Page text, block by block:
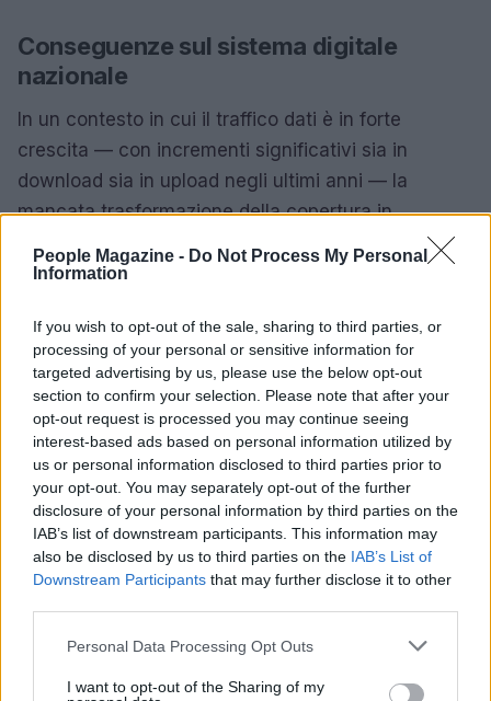
People Magazine - Do Not Process My Personal
Information
If you wish to opt-out of the sale, sharing to third parties, or
processing of your personal or sensitive information for
targeted advertising by us, please use the below opt-out
section to confirm your selection. Please note that after your
opt-out request is processed you may continue seeing
interest-based ads based on personal information utilized by
us or personal information disclosed to third parties prior to
your opt-out. You may separately opt-out of the further
disclosure of your personal information by third parties on the
IAB’s list of downstream participants. This information may
also be disclosed by us to third parties on the IAB’s List of
Downstream Participants that may further disclose it to other
Please note that this website/app uses one or more Google
not limited to your visit or usage behaviour. You may click to
Personal Data Processing Opt Outs
I want to opt-out of the Sharing of my
Conseguenze sul sistema digitale
nazionale
In un contesto in cui il traffico dati è in forte
crescita — con incrementi significativi sia in
download sia in upload negli ultimi anni — la
mancata trasformazione della copertura in
digitalizzazione di servizi pubblici e privati. La
domanda di banda, ma senza un aumento
proporzionale delle attivazioni FTTH la qualità
complessiva dell’esperienza rischia di restare
limitata da colli di bottiglia infrastrutturali a livello
locale.
Il quadro delineato mette in evidenza due verità
connesse: da un lato la diffusione capillare del4K
come standard di visione domestica; dall’altro, la
potenzialità della nuova generazione di contenuti
digitali.